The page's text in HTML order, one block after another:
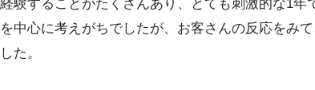
験することがたくさんあり、とても刺激的な1年
中心に考えがちでしたが、お客さんの反応をみ
た。